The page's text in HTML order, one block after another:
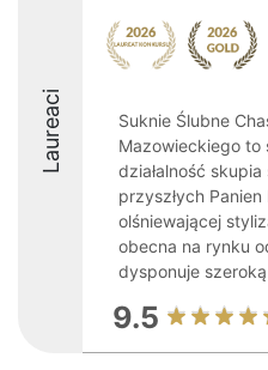
Laureaci
Suknie Ślubne
Mazowieckiego to
działalność
przyszłych
olśniewającej
obecna na rynku
dysponuje
9.5